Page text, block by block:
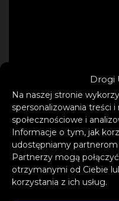
Drogi
Na naszej stronie
spersonalizowania treści
społecznościowe i
Informacje o tym, jak
udostępniamy
Partnerzy mogą
otrzymanymi od Ciebie
korzystania z ich usług.